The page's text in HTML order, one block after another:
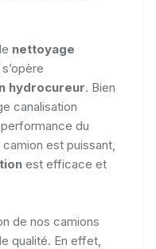
nettoyage
hydrocureur. Bien
canalisation
du
est puissant,
est efficace et
de nos camions
qualité. En effet,